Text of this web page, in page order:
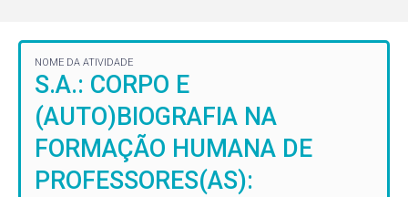
NOME DA ATIVIDADE
S.A.: CORPO E
(AUTO)BIOGRAFIA NA
FORMAÇÃO HUMANA DE
PROFESSORES(AS):